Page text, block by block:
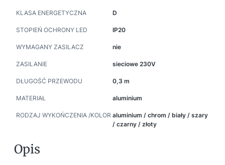
KLASA ENERGETYCZNA D
STOPIEŃ OCHRONY LED IP20
WYMAGANY ZASILACZ nie
ZASILANIE sieciowe 230V
DŁUGOŚĆ PRZEWODU 0,3 m
MATERIAŁ aluminium
RODZAJ WYKOŃCZENIA /KOLOR aluminium / chrom / biały / szary
/ czarny / złoty
Opis